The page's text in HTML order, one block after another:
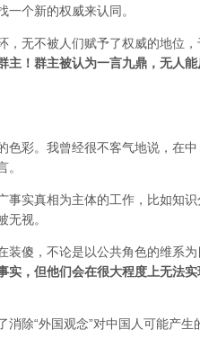
个新的权威来认同。
，无不被人们赋予了权威的地位，
主！群主被认为一言九鼎，无人能
色彩。我曾经很不客气地说，在中
事实真相为主体的工作，比如知识
视。
装傻，不论是以公共角色的维系为
实，但他们会在很大程度上无法实
消除“外国观念”对中国人可能产生